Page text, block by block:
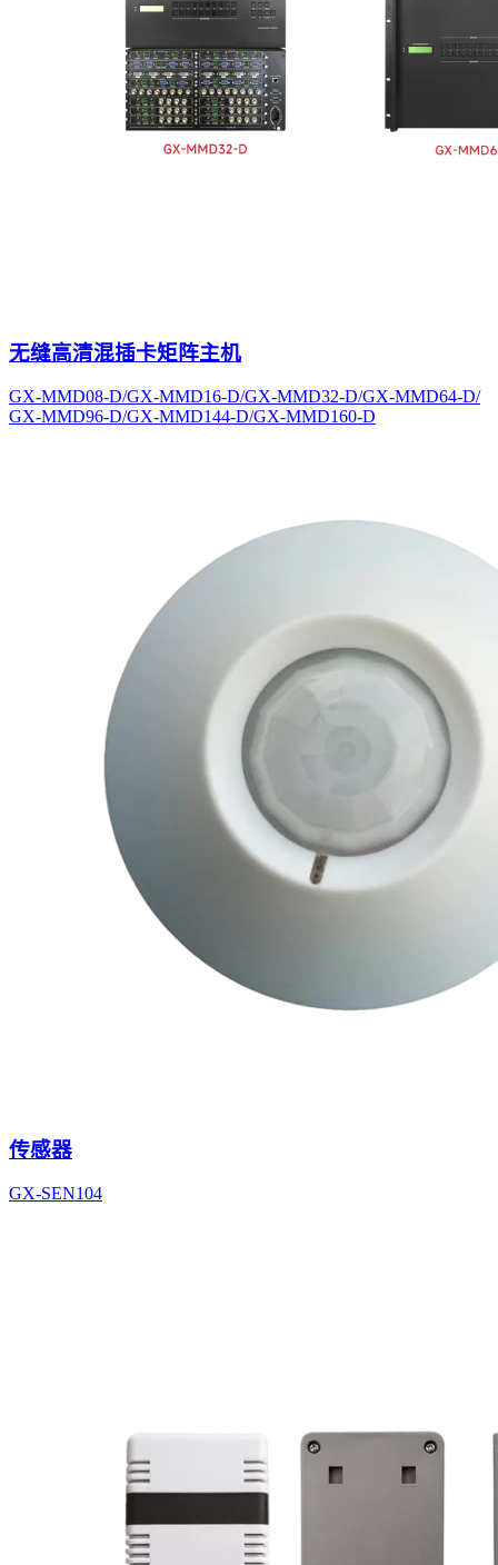
无缝高清混插卡矩阵主机
GX-MMD08-D/GX-MMD16-D/GX-MMD32-D/GX-MMD64-D/
GX-MMD96-D/GX-MMD144-D/GX-MMD160-D
传感器
GX-SEN104